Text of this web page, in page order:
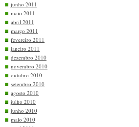
junho 2011
maio 2011
abril 2011
março 2011
fevereiro 2011
janeiro 2011
dezembro 2010
novembro 2010
outubro 2010
setembro 2010
agosto 2010
julho 2010
junho 2010
maio 2010